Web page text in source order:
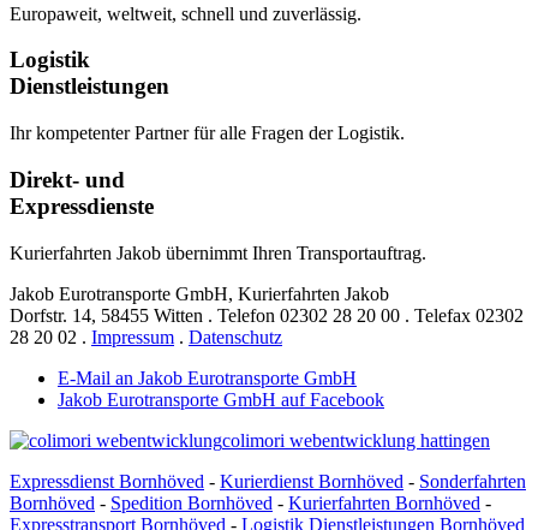
Europaweit, weltweit, schnell und zuverlässig.
Logistik
Dienstleistungen
Ihr kompetenter Partner für alle Fragen der Logistik.
Direkt- und
Expressdienste
Kurierfahrten Jakob übernimmt Ihren Transportauftrag.
Jakob Eurotransporte GmbH, Kurierfahrten Jakob
Dorfstr. 14, 58455 Witten . Telefon 02302 28 20 00 . Telefax 02302
28 20 02 . Impressum . Datenschutz
E-Mail an Jakob Eurotransporte GmbH
Jakob Eurotransporte GmbH auf Facebook
colimori webentwicklung hattingen
Expressdienst Bornhöved - Kurierdienst Bornhöved - Sonderfahrten
Bornhöved - Spedition Bornhöved - Kurierfahrten Bornhöved -
Expresstransport Bornhöved - Logistik Dienstleistungen Bornhöved